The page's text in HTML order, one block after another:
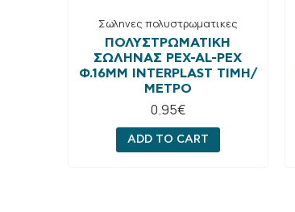
Σωληνες πολυστρωματικες
ΠΟΛΥΣΤΡΩΜΑΤΙΚΉ
ΣΩΛΉΝΑΣ PEX-AL-PEX
Φ.16MM INTERPLAST ΤΙΜΗ/
ΜΈΤΡΟ
0.95€
ADD TO CART